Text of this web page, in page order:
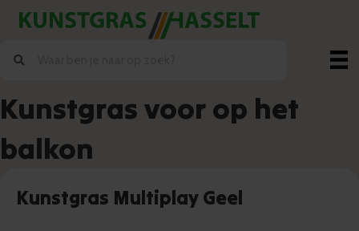
Kunstgras voor op het
balkon
Kunstgras Multiplay Geel